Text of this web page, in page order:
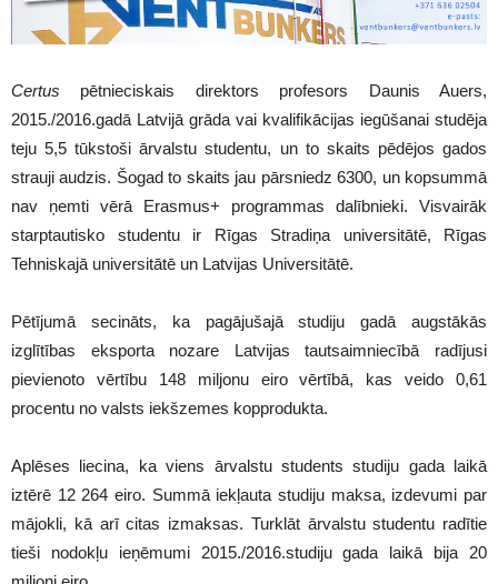
Certus pētnieciskais direktors profesors Daunis Auers,
2015./2016.gadā Latvijā grāda vai kvalifikācijas iegūšanai studēja
teju 5,5 tūkstoši ārvalstu studentu, un to skaits pēdējos gados
strauji audzis. Šogad to skaits jau pārsniedz 6300, un kopsummā
nav ņemti vērā Erasmus+ programmas dalībnieki. Visvairāk
starptautisko studentu ir Rīgas Stradiņa universitātē, Rīgas
Tehniskajā universitātē un Latvijas Universitātē.
Pētījumā secināts, ka pagājušajā studiju gadā augstākās
izglītības eksporta nozare Latvijas tautsaimniecībā radījusi
pievienoto vērtību 148 miljonu eiro vērtībā, kas veido 0,61
procentu no valsts iekšzemes kopprodukta.
Aplēses liecina, ka viens ārvalstu students studiju gada laikā
iztērē 12 264 eiro. Summā iekļauta studiju maksa, izdevumi par
mājokli, kā arī citas izmaksas. Turklāt ārvalstu studentu radītie
tieši nodokļu ieņēmumi 2015./2016.studiju gada laikā bija 20